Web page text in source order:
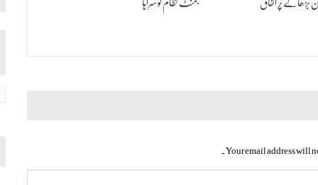
بڑھانے پر اتفاق
مینجمنٹ نظام کو سراہا
Your email address will